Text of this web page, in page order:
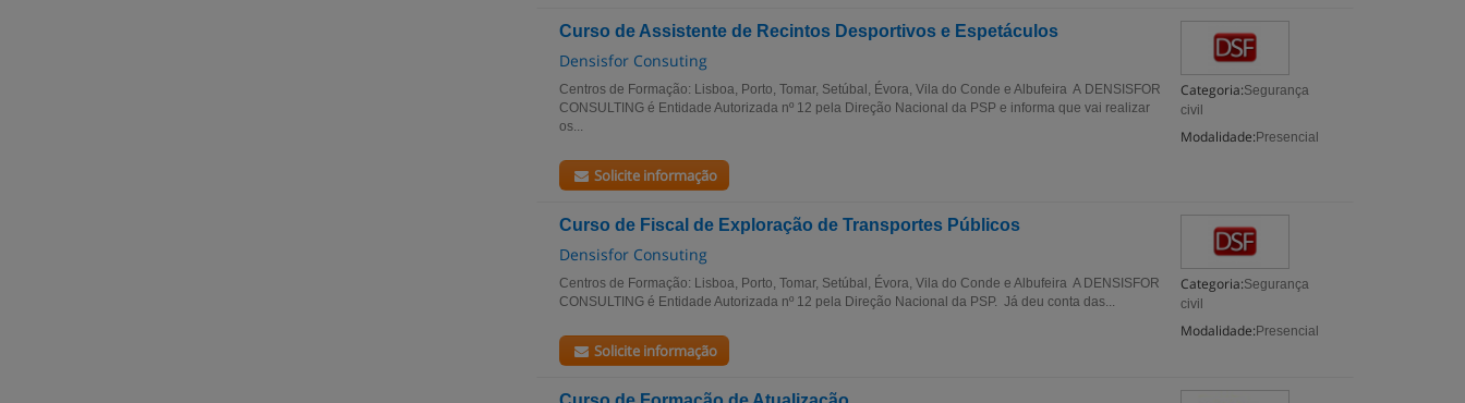
Curso de Assistente de Recintos Desportivos e Espetáculos
Densisfor Consuting
Categoria:Segurança
civil
Modalidade: Presencial
Centros de Formação: Lisboa, Porto, Tomar, Setúbal, Évora, Vila do Conde e Albufeira A DENSISFOR
CONSULTING é Entidade Autorizada nº 12 pela Direção Nacional da PSP e informa que vai realizar
os...
Solicite informação
Curso de Fiscal de Exploração de Transportes Públicos
Densisfor Consuting
Categoria:Segurança
civil
Modalidade: Presencial
Centros de Formação: Lisboa, Porto, Tomar, Setúbal, Évora, Vila do Conde e Albufeira A DENSISFOR
CONSULTING é Entidade Autorizada nº 12 pela Direção Nacional da PSP. Já deu conta das...
Solicite informação